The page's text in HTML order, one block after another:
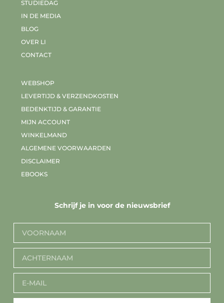
STUDIEDAG
IN DE MEDIA
BLOG
OVER LI
CONTACT
WEBSHOP
LEVERTIJD & VERZENDKOSTEN
BEDENKTIJD & GARANTIE
MIJN ACCOUNT
WINKELMAND
ALGEMENE VOORWAARDEN
DISCLAIMER
EBOOKS
Schrijf je in voor de nieuwsbrief